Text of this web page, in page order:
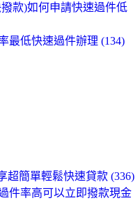
款)如何申請快速過件低
最低快速過件辦理 (134)
超簡單輕鬆快速貸款 (336)
件率高可以立即撥款現金